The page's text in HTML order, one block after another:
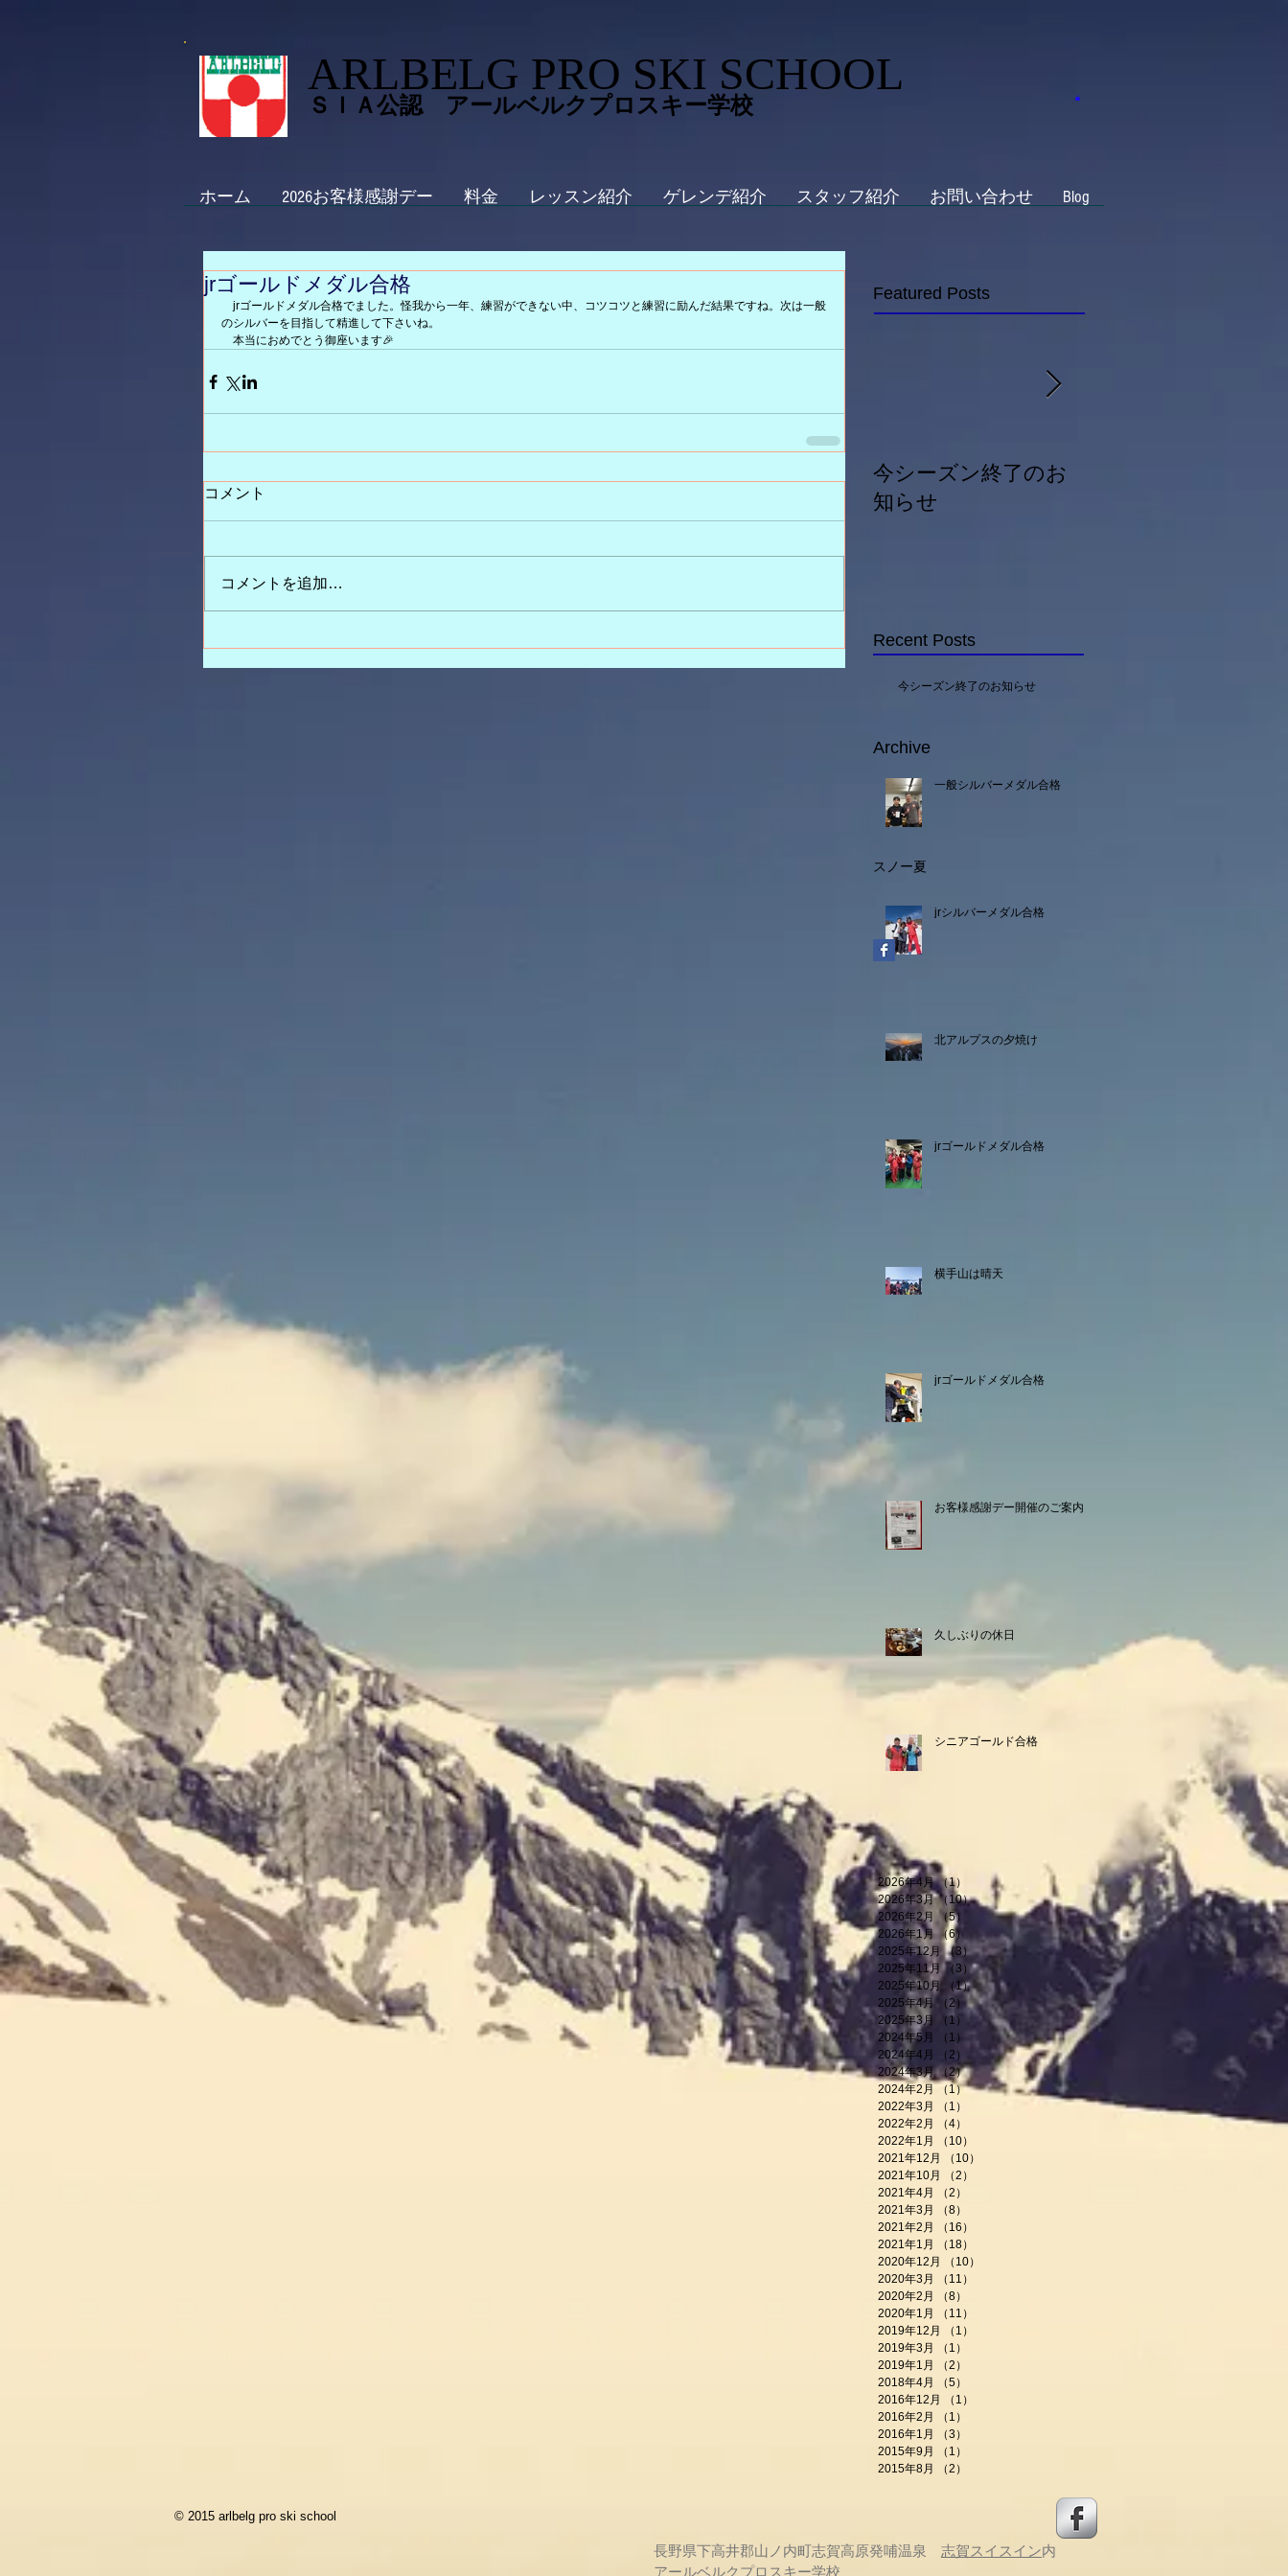
ARLBELG PRO SKI SCHOOL
ＳＩＡ公認 アールベルクプロスキー学校
ホーム 2026お客様感謝デー 料金 レッスン紹介 ゲレンデ紹介 スタッフ紹介 お問い合わせ Blog
jrゴールドメダル合格
jrゴールドメダル合格でました。怪我から一年、練習ができない中、コツコツと練習に励んだ結果ですね。次は一般
のシルバーを目指して精進して下さいね。
本当におめでとう御座います🎉
コメント
コメントを追加…
Featured Posts
今シーズン終了のお
知らせ
Recent Posts
今シーズン終了のお知らせ
一般シルバーメダル合格
jrシルバーメダル合格
北アルプスの夕焼け
jrゴールドメダル合格
横手山は晴天
jrゴールドメダル合格
お客様感謝デー開催のご案内
久しぶりの休日
シニアゴールド合格
スノー夏
Archive
2026年4月 （1）
1件の記事
2026年3月 （10）10件の記事
2026年2月 （5）
5件の記事
2026年1月
（6）
6件の記事
2025年12月 （3） 3件の記事
2025年11月 （3）3件の記事
2025年10月
（1）1件の記事
2025年4月 （2） 2件の記事
2025年3月
（1） 1件の記事
2024年5月
（1）
1件の記事
2024年4月
（2）
2件の記事
2024年3月 （2）2件の記事
2024年2月 （1）1件の記事
2022年3月
（1）
2022年2月
（4）
2022年1月
（10）
2021年12月
（10）
2021年10月
（2）
2021年4月
（2）
2021年3月
（8）
2021年2月
（16）
2021年1月
（18）
2020年12月
（10）
2020年3月
（11）
2020年2月
（8）
2020年1月
（11）
2019年12月
（1）
2019年3月
（1）
2019年1月
（2）
2018年4月
（5）
2016年12月
（1）
2016年2月
（1）
2016年1月
（3）
2015年9月
（1）
2015年8月
（2）
© 2015 arlbelg pro ski school
長野県下高井郡山ノ内町志賀高原発哺温泉 志賀スイスイン内
アールベルクプロスキー学校